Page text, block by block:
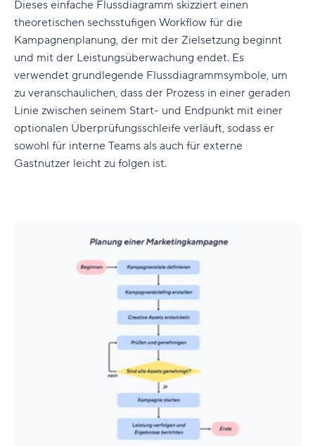
Dieses einfache Flussdiagramm skizziert einen
theoretischen sechsstufigen Workflow für die
Kampagnenplanung, der mit der Zielsetzung beginnt
und mit der Leistungsüberwachung endet. Es
verwendet grundlegende Flussdiagrammsymbole, um
zu veranschaulichen, dass der Prozess in einer geraden
Linie zwischen seinem Start- und Endpunkt mit einer
optionalen Überprüfungsschleife verläuft, sodass er
sowohl für interne Teams als auch für externe
Gastnutzer leicht zu folgen ist.